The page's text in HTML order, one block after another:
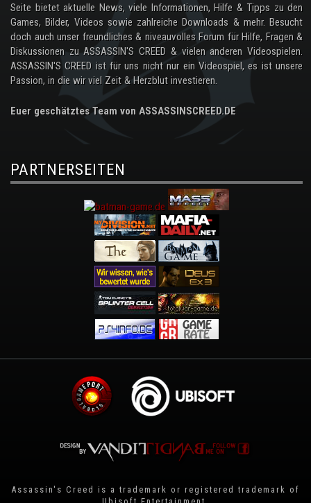
Seite bietet aktuelle News, viele Informationen, Hilfe & Tipps zu den
Games, Bilder, Videos sowie zahlreiche Downloads & mehr. Besucht
doch auch unser freundliches & niveauvolles Forum für Hilfe, Fragen &
Diskussionen zu ASSASSIN'S CREED & vielen anderen Videospielen.
ASSASSIN'S CREED ist für uns nicht nur ein Videospiel, es ist unsere
Passion, in die wir viel Zeit & Herzblut investieren.
Euer geschätztes Team von ASSASSINSCREED.DE
PARTNERSEITEN
Assassin's Creed is a trademark or registered trademark of